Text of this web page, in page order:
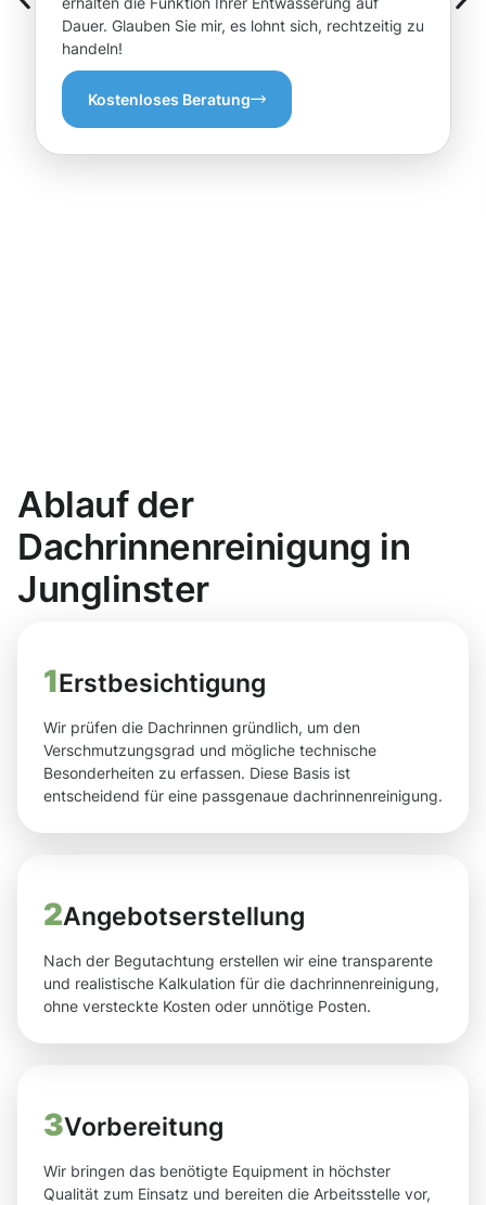
Dauer. Glauben Sie mir, es lohnt sich, rechtzeitig zu
handeln!
Kostenloses Beratung
Ablauf der
Dachrinnenreinigung in
Junglinster
1Erstbesichtigung
Wir prüfen die Dachrinnen gründlich, um den
Verschmutzungsgrad und mögliche technische
Besonderheiten zu erfassen. Diese Basis ist
entscheidend für eine passgenaue dachrinnenreinigung.
2Angebotserstellung
Nach der Begutachtung erstellen wir eine transparente
und realistische Kalkulation für die dachrinnenreinigung,
ohne versteckte Kosten oder unnötige Posten.
3Vorbereitung
Wir bringen das benötigte Equipment in höchster
Qualität zum Einsatz und bereiten die Arbeitsstelle vor,